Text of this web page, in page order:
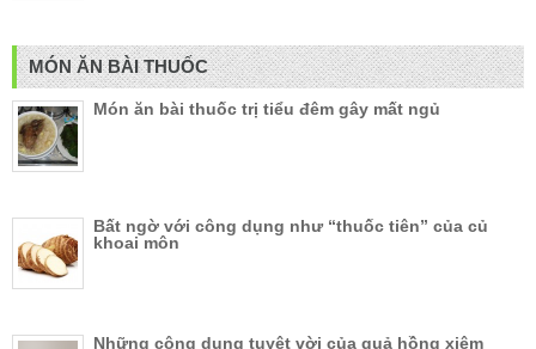
MÓN ĂN BÀI THUỐC
Món ăn bài thuốc trị tiểu đêm gây mất ngủ
Bất ngờ với công dụng như “thuốc tiên” của củ
khoai môn
Những công dụng tuyệt vời của quả hồng xiêm